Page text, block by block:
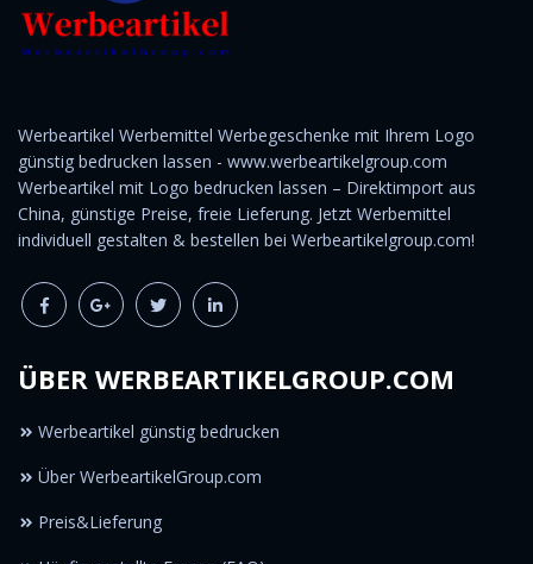
Werbeartikel Werbemittel Werbegeschenke mit Ihrem Logo
günstig bedrucken lassen - www.werbeartikelgroup.com
Werbeartikel mit Logo bedrucken lassen – Direktimport aus
China, günstige Preise, freie Lieferung. Jetzt Werbemittel
individuell gestalten & bestellen bei Werbeartikelgroup.com!
ÜBER WERBEARTIKELGROUP.COM
Werbeartikel günstig bedrucken
Über WerbeartikelGroup.com
Preis&Lieferung